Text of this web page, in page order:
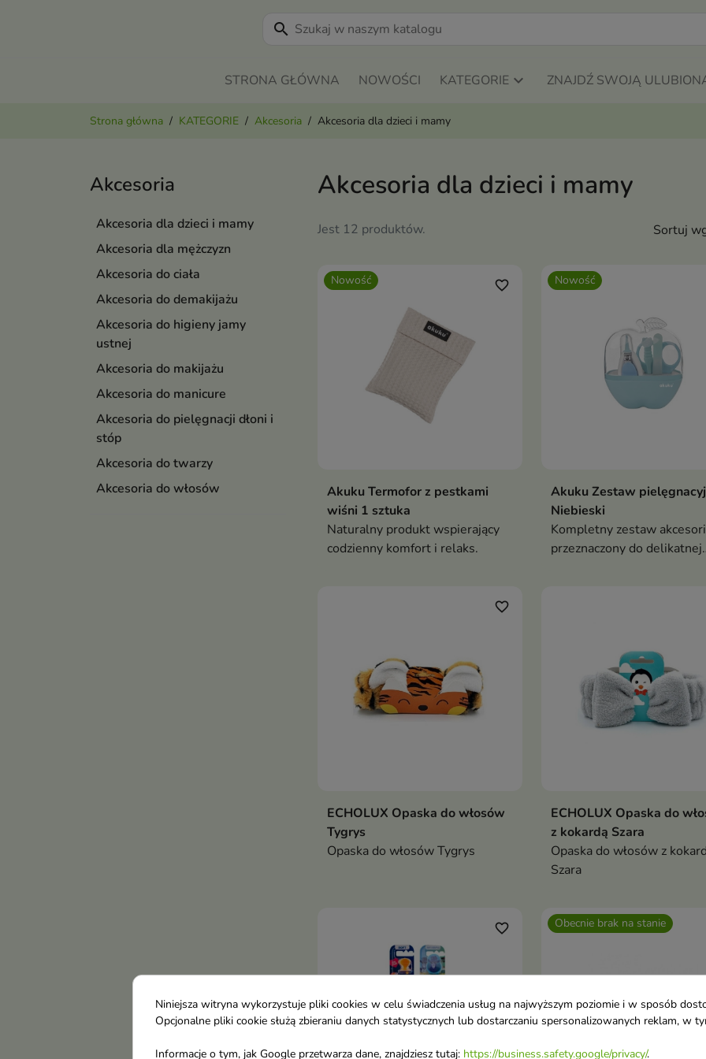
search
STRONA GŁÓWNA NOWOŚCI KATEGORIE ZNAJDŹ SWOJĄ
Strona główna KATEGORIE Akcesoria Akcesoria dla dzieci i mamy
Akcesoria
Akcesoria dla dzieci i mamy
Akcesoria dla mężczyzn
Akcesoria do ciała
Akcesoria do demakijażu
Akcesoria do higieny jamy
ustnej
Akcesoria do makijażu
Akcesoria do manicure
Akcesoria do pielęgnacji dłoni i
stóp
Akcesoria do twarzy
Akcesoria do włosów
Akcesoria dla dzieci i mamy
Jest 12 produktów. Sortuj
Nowość favorite_border
Akuku Termofor z pestkami
wiśni 1 sztuka
Naturalny produkt wspierający
codzienny komfort i relaks.
Nowość
Akuku Zestaw
Niebieski
Kompletny zestaw
przeznaczony do delikatnej
favorite_border
ECHOLUX Opaska do włosów
Tygrys
Opaska do włosów Tygrys
ECHOLUX Opaska do
z kokardą Szara
Opaska do włosów z
Szara
favorite_border Obecnie brak na stanie
Niniejsza witryna wykorzystuje pliki cookies w celu świadczenia usług na najwyższym poziomie i w sposób
Opcjonalne pliki cookie służą zbieraniu danych statystycznych lub dostarczaniu spersonalizowanych reklam, w
Informacje o tym, jak Google przetwarza dane, znajdziesz tutaj: https://business.safety.google/privacy/.